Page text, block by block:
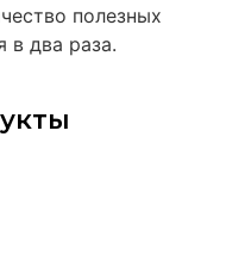
полезных
в два раза.